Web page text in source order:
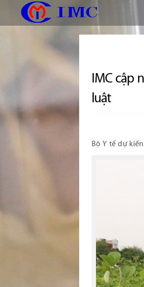
IMC cập
luật
Bộ Y tế dự